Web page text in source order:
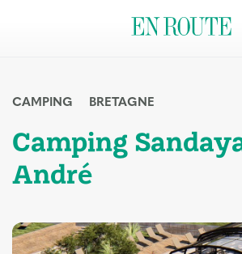
CAMPING BRETAGNE
Camping
André